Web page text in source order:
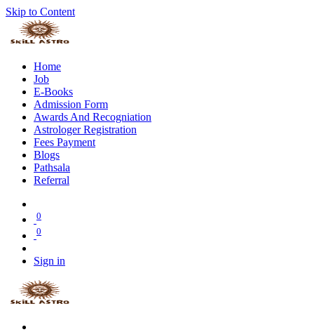
Skip to Content
Home
Job
E-Books
Admission Form
Awards And Recogniation
Astrologer Registration
Fees Payment
Blogs
Pathsala
Referral
0
0
Sign in